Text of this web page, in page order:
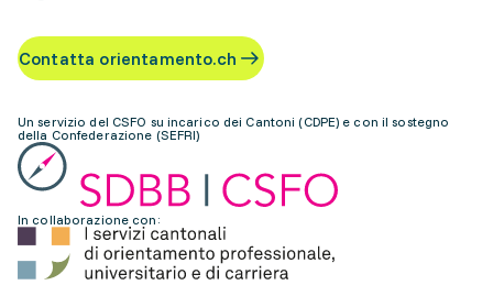
Contatta orientamento.ch
Un servizio del CSFO su incarico dei Cantoni (CDPE) e con il sostegno
della Confederazione (SEFRI)
In collaborazione con: